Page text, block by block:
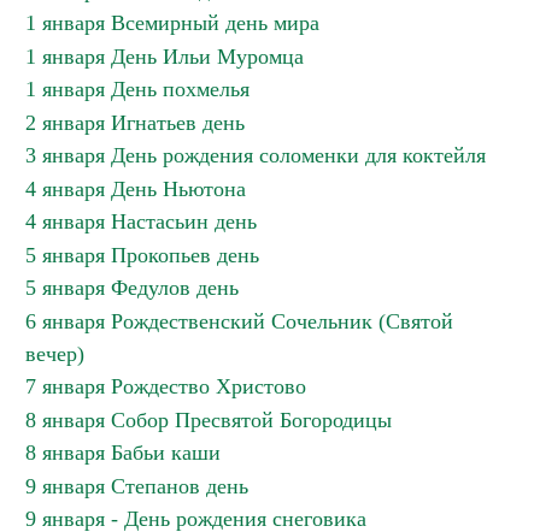
1 января Всемирный день мира
1 января День Ильи Муромца
1 января День похмелья
2 января Игнатьев день
3 января День рождения соломенки для коктейля
4 января День Ньютона
4 января Настасьин день
5 января Прокопьев день
5 января Федулов день
6 января Рождественский Сочельник (Святой
вечер)
7 января Рождество Христово
8 января Собор Пресвятой Богородицы
8 января Бабьи каши
9 января Степанов день
9 января - День рождения снеговика